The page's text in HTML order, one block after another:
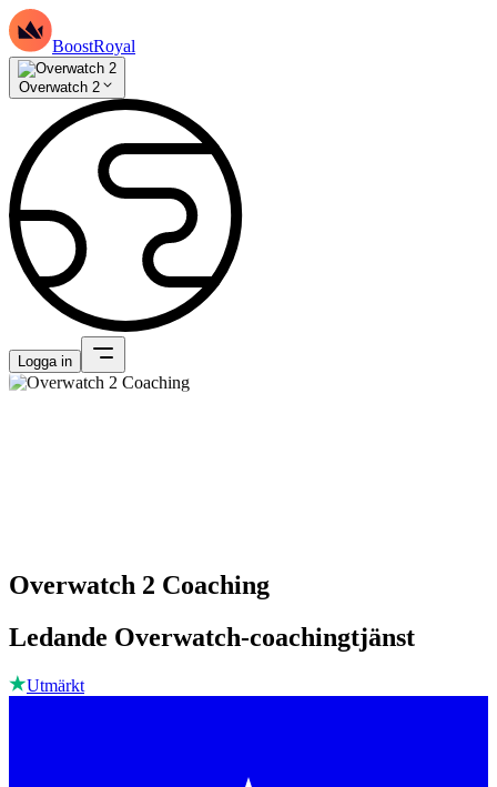
BoostRoyal
Overwatch 2
Logga in
Overwatch 2 Coaching
Ledande Overwatch-coachingtjänst
Utmärkt